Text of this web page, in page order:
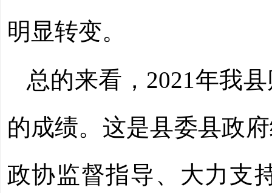
明显转变。
总的来看， 2021年我
的成绩。这是县委县政
政协监督指导、大力支